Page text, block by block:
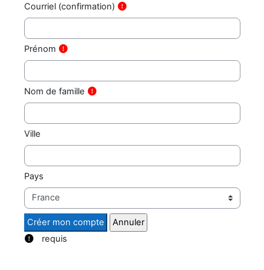
Courriel (confirmation)
Prénom
Nom de famille
Ville
Pays
requis